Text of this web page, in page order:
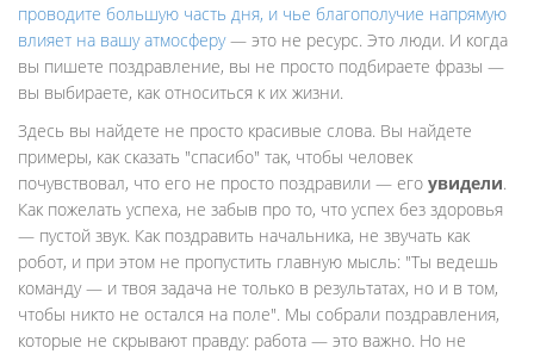
проводите большую часть дня, и чье благополучие напрямую
влияет на вашу атмосферу— это не ресурс. Это люди. И когда
вы пишете поздравление, вы не просто подбираете фразы —
вы выбираете, как относиться к их жизни.
Здесь вы найдете не просто красивые слова. Вы найдете
примеры, как сказать "спасибо" так, чтобы человек
почувствовал, что его не просто поздравили — его увидели.
Как пожелать успеха, не забыв про то, что успех без здоровья
— пустой звук. Как поздравить начальника, не звучать как
робот, и при этом не пропустить главную мысль: "Ты ведешь
команду — и твоя задача не только в результатах, но и в том,
чтобы никто не остался на поле". Мы собрали поздравления,
которые не скрывают правду: работа — это важно. Но не